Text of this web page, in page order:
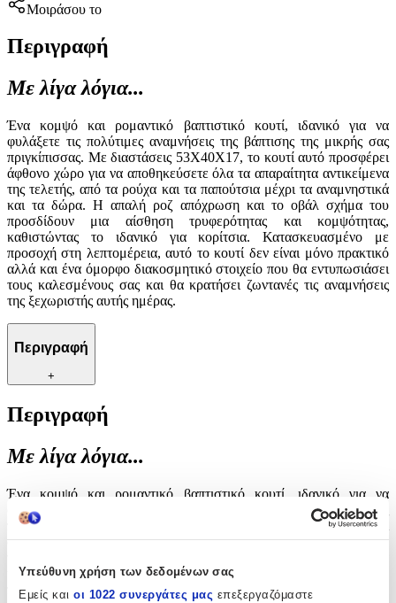
Υπεύθυνη χρήση των δεδομένων σας
Εμείς και οι 1022 συνεργάτες μας επεξεργαζόμαστε
Μοιράσου το
Περιγραφή
Με λίγα λόγια...
Ένα κομψό και ρομαντικό βαπτιστικό κουτί, ιδανικό για να
φυλάξετε τις πολύτιμες αναμνήσεις της βάπτισης της μικρής σας
πριγκίπισσας. Με διαστάσεις 53Χ40Χ17, το κουτί αυτό προσφέρει
άφθονο χώρο για να αποθηκεύσετε όλα τα απαραίτητα αντικείμενα
της τελετής, από τα ρούχα και τα παπούτσια μέχρι τα αναμνηστικά
και τα δώρα. Η απαλή ροζ απόχρωση και το οβάλ σχήμα του
προσδίδουν μια αίσθηση τρυφερότητας και κομψότητας,
καθιστώντας το ιδανικό για κορίτσια. Κατασκευασμένο με
προσοχή στη λεπτομέρεια, αυτό το κουτί δεν είναι μόνο πρακτικό
αλλά και ένα όμορφο διακοσμητικό στοιχείο που θα εντυπωσιάσει
τους καλεσμένους σας και θα κρατήσει ζωντανές τις αναμνήσεις
της ξεχωριστής αυτής ημέρας.
Περιγραφή
+
Περιγραφή
Με λίγα λόγια...
Ένα κομψό και ρομαντικό βαπτιστικό κουτί, ιδανικό για να
φυλάξετε τις πολύτιμες αναμνήσεις της βάπτισης της μικρής σας
πριγκίπισσας. Με διαστάσεις 53Χ40Χ17, το κουτί αυτό προσφέρει
άφθονο χώρο για να αποθηκεύσετε όλα τα απαραίτητα αντικείμενα
και τα δώρα. Η απαλή ροζ απόχρωση και το οβάλ σχήμα του
προσδίδουν μια αίσθηση τρυφερότητας και κομψότητας,